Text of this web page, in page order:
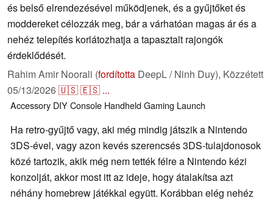
és belső elrendezésével működjenek, és a gyűjtőket és
moddereket célozzák meg, bár a várhatóan magas ár és a
nehéz telepítés korlátozhatja a tapasztalt rajongók
érdeklődését.
Rahim Amir Noorali (fordította DeepL / Ninh Duy), Közzétett
05/13/2026🇺🇸🇪🇸 ...
Accessory DIYConsole HandheldGaming Launch
Ha retro-gyűjtő vagy, aki még mindig játszik a Nintendo
3DS-ével, vagy azon kevés szerencsés 3DS-tulajdonosok
közé tartozik, akik még nem tették félre a Nintendo kézi
konzolját, akkor most itt az ideje, hogy átalakítsa azt
néhány homebrew játékkal együtt. Korábban elég nehéz